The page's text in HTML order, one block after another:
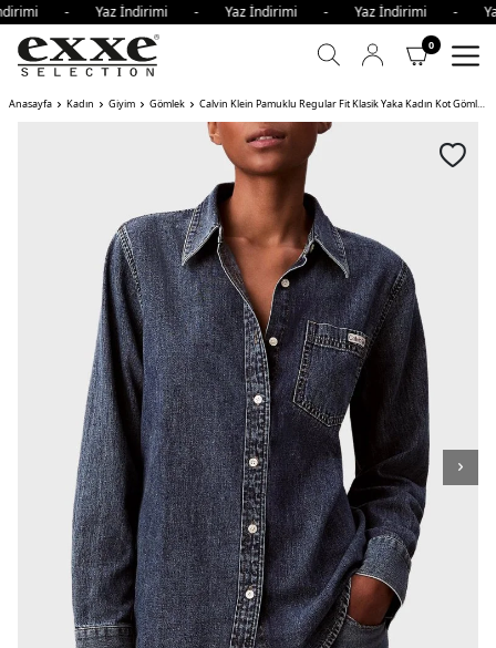
- Yaz İndirimi - Yaz İndirimi - Yaz İndirimi
0
Anasayfa Kadın Giyim Gömlek Calvin Klein Pamuklu Regular Fit Klasik Yaka Kadın Kot Gömlek